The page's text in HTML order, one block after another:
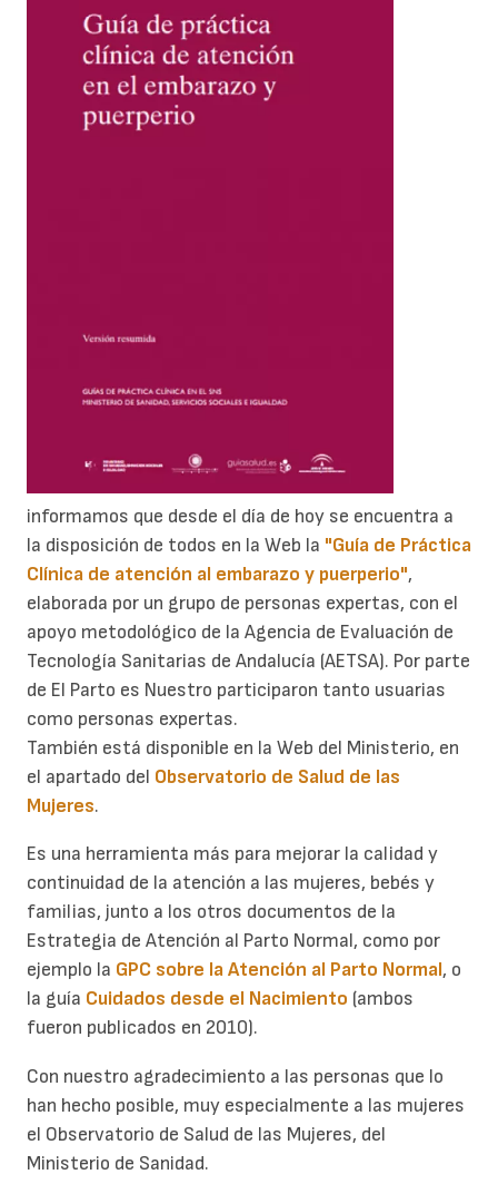
informamos que desde el día de hoy se encuentra a
la disposición de todos en la Web la "Guía de Práctica
Clínica de atención al embarazo y puerperio",
elaborada por un grupo de personas expertas, con el
apoyo metodológico de la Agencia de Evaluación de
Tecnología Sanitarias de Andalucía (AETSA). Por parte
de El Parto es Nuestro participaron tanto usuarias
como personas expertas.
También está disponible en la Web del Ministerio, en
el apartado del Observatorio de Salud de las
Mujeres.
Es una herramienta más para mejorar la calidad y
continuidad de la atención a las mujeres, bebés y
familias, junto a los otros documentos de la
Estrategia de Atención al Parto Normal, como por
ejemplo la GPC sobre la Atención al Parto Normal, o
la guía Cuidados desde el Nacimiento (ambos
fueron publicados en 2010).
Con nuestro agradecimiento a las personas que lo
han hecho posible, muy especialmente a las mujeres
el Observatorio de Salud de las Mujeres, del
Ministerio de Sanidad.